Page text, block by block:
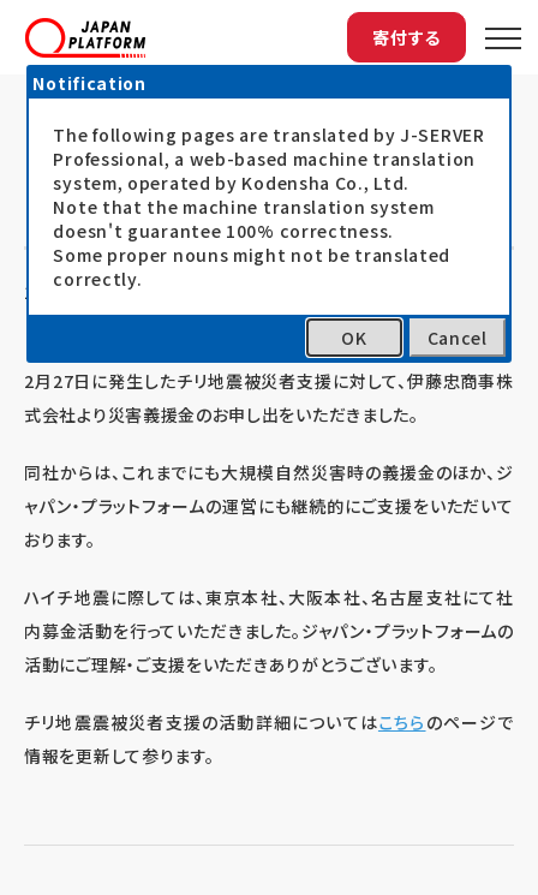
寄付する
トップ 最新情報 チリ地震：伊藤忠商事より寄付をいただきま...
チリ地震：伊藤忠商事より寄付をいた
だきました
10.03.05
2月27日に発生したチリ地震被災者支援に対して、伊藤忠商事株
式会社より災害義援金のお申し出をいただきました。
同社からは、これまでにも大規模自然災害時の義援金のほか、ジ
ャパン・プラットフォームの運営にも継続的にご支援をいただいて
おります。
ハイチ地震に際しては、東京本社、大阪本社、名古屋支社にて社
内募金活動を行っていただきました。ジャパン・プラットフォームの
活動にご理解・ご支援をいただきありがとうございます。
チリ地震震被災者支援の活動詳細についてはこちら のページで
情報を更新して参ります。
Notification
The following pages are translated by J-SERVER
Professional, a web-based machine translation
system, operated by Kodensha Co., Ltd.
Note that the machine translation system
doesn't guarantee 100% correctness.
Some proper nouns might not be translated
correctly.
OK Cancel